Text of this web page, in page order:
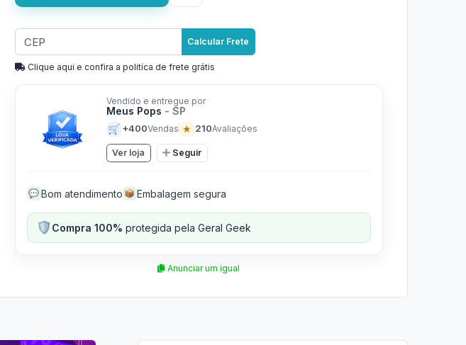
Calcular Frete
Clique aqui e confira a politíca de frete grátis
Vendido e entregue por
Meus Pops - SP
🛒 +400Vendas ★ 210Avaliações
Ver loja Seguir
💬 Bom atendimento 📦 Embalagem segura
🛡️Compra 100% protegida pela Geral Geek
Anunciar um igual